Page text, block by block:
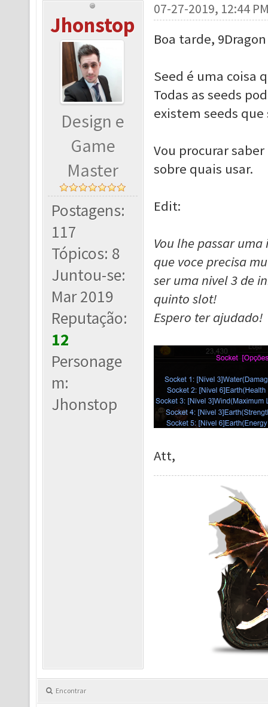
Jhonstop
Design e
Game
Master
Postagens:
117
Tópicos: 8
Juntou-se:
Mar 2019
Reputação:
12
Personage
m:
Jhonstop
07-27-2019, 12:44
Boa tarde, 9Dragon
Seed é uma coisa
Todas as seeds
existem seeds
Vou procurar
sobre quais usar.
Edit:
Vou lhe passar
que voce precisa
ser uma nivel 3 de
quinto slot!
Espero ter ajudado!
Att,
Encontrar